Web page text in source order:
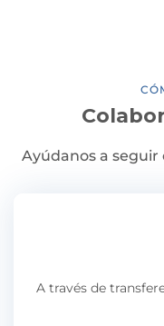
Ayúdanos a
A través de